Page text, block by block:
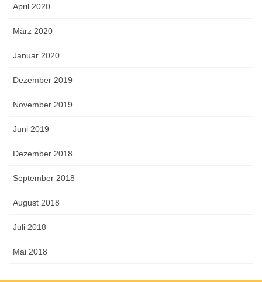
April 2020
März 2020
Januar 2020
Dezember 2019
November 2019
Juni 2019
Dezember 2018
September 2018
August 2018
Juli 2018
Mai 2018